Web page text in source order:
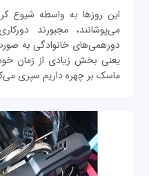
این روزها به واسطه شیوع
می‌پوشانند، مجبورند
دورهمی‌های خانوادگی به‌
یعنی بخش زیادی از زمان
ماسک بر چهره داریم سپری